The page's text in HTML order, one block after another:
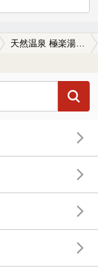
天然温泉 極楽湯 宮崎店の口コミ 久しぶりに、行きましたが、なんとカメ壺…